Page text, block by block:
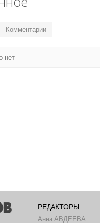
Комментарии
нет
РЕДАКТОРЫ
Анна АВДЕЕВА